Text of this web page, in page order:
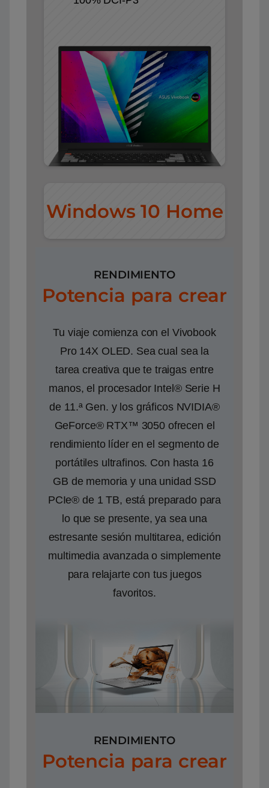
Windows 10 Home
RENDIMIENTO
Potencia para crear
Tu viaje comienza con el Vivobook
Pro 14X OLED. Sea cual sea la
tarea creativa que te traigas entre
manos, el procesador Intel® Serie H
de 11.ª Gen. y los gráficos NVIDIA®
GeForce® RTX™ 3050 ofrecen el
rendimiento líder en el segmento de
portátiles ultrafinos. Con hasta 16
GB de memoria y una unidad SSD
PCIe® de 1 TB, está preparado para
lo que se presente, ya sea una
estresante sesión multitarea, edición
multimedia avanzada o simplemente
para relajarte con tus juegos
favoritos.
RENDIMIENTO
Potencia para crear